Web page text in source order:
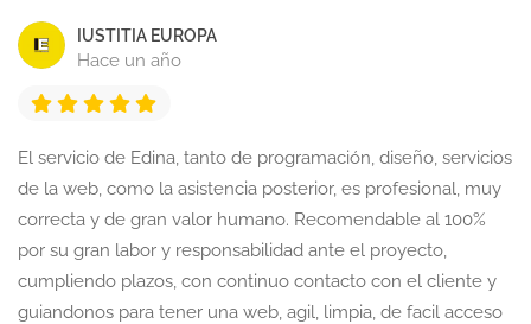
IUSTITIA EUROPA
Hace un año
El servicio de Edina, tanto de programación, diseño, servicios
de la web, como la asistencia posterior, es profesional, muy
correcta y de gran valor humano. Recomendable al 100%
por su gran labor y responsabilidad ante el proyecto,
cumpliendo plazos, con continuo contacto con el cliente y
guiandonos para tener una web, agil, limpia, de facil acceso